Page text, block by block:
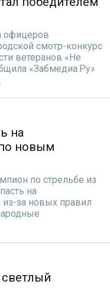
офицеров
смотр-конкурс
ветеранов «Не
«Забмедиа.Ру»
на
новым
по стрельбе из
на
за новых правил